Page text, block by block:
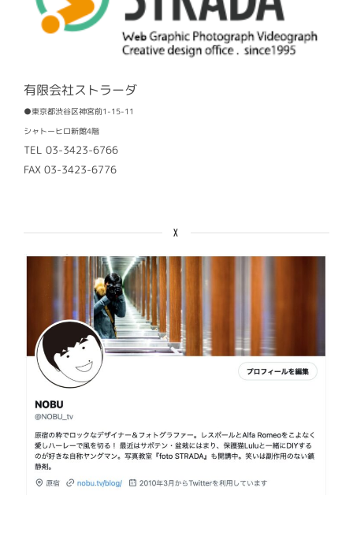
有限会社ストラーダ
●東京都渋谷区神宮前1-15-11
シャトーヒロ新館4階
TEL 03-3423-6766
FAX 03-3423-6776
X